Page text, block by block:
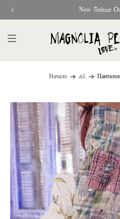
New Release
Начало All